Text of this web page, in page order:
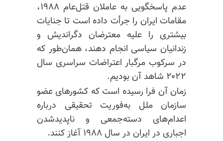
عدم پاسخگویی به عاملان قتل‌عام ۱۹۸۸،
مقامات ایران را جرأت داده است تا جنایات
بیشتری را علیه معترضان دگراندیش و
زندانیان سیاسی انجام دهند، همان‌طور که
در سرکوب مرگبار اعتراضات سراسری سال
۲۰۲۲ شاهد آن بودیم.
زمان آن فرا رسیده است که کشورهای عضو
سازمان ملل به‌فوریت تحقیقی درباره
اعدام‌های دسته‌جمعی و ناپدیدشدن
اجباری در ایران در سال ۱۹۸۸ آغاز کنند.